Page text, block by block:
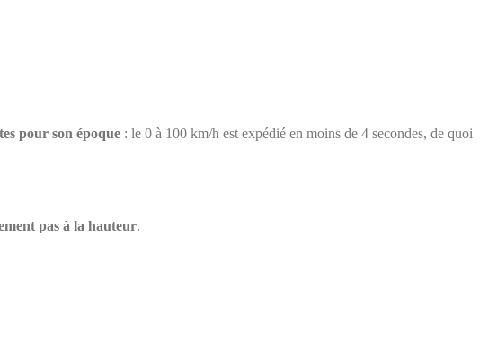
pour son époque : le 0 à 100 km/h est expédié en moins de 4 secondes, de quoi
pas à la hauteur.